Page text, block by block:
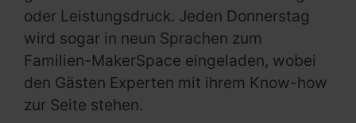
oder Leistungsdruck. Jeden Donnerstag
wird sogar in neun Sprachen zum
Familien-MakerSpace eingeladen, wobei
den Gästen Experten mit ihrem Know-how
zur Seite stehen.